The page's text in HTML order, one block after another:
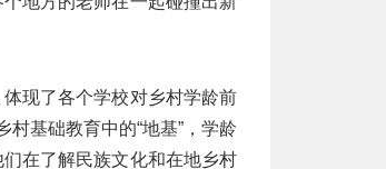
现了各个学校对乡村学龄前
基础教育中的“地基”，学龄
在了解民族文化和在地乡村